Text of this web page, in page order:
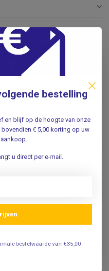
€15,95
stift 40%
2mm
PERFECT
bestelling
en blijf op de hoogte van onze
€ 5,00 korting op uw
u direct per e-mail.
bestelwaarde van €35,00